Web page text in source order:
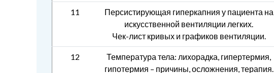
11
Персистирующая гиперкапния у пациента на
искусственной вентиляции легких.
Чек-лист кривых и графиков вентиляции.
12
Температура тела: лихорадка, гипертермия,
гипотермия – причины, осложнения, терапия.